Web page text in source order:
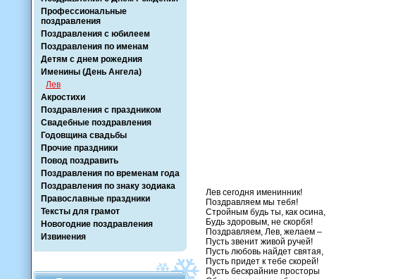
Профессиональные
поздравления
Поздравления с юбилеем
Поздравления по именам
Детям с днем рожедния
Именины (День Ангела)
Лев
Акростихи
Поздравления с праздником
Свадебные поздравления
Годовщина свадьбы
Прочие праздники
Повод поздравить
Поздравления по временам года
Поздравления по знаку зодиака
Православные праздники
Тексты для грамот
Новогодние поздравления
Извинения
Лев сегодня именинник!
Поздравляем мы тебя!
Стройным будь ты, как осина,
Будь здоровым, не скорбя!
Поздравляем, Лев, желаем –
Пусть звенит живой ручей!
Пусть любовь найдет святая,
Пусть придет к тебе скорей!
Пусть бескрайние просторы